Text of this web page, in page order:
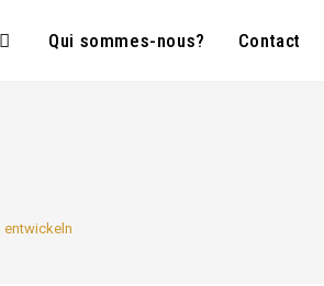
Qui sommes-nous? Contact
entwickeln